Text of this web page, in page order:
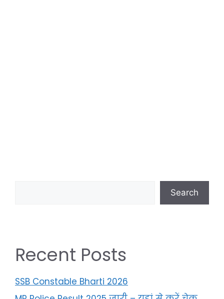
Search
Recent Posts
SSB Constable Bharti 2026